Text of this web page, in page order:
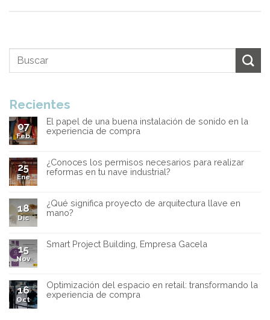
Recientes
07
Feb
El papel de una buena instalación de sonido en la
experiencia de compra
25
Ene
¿Conoces los permisos necesarios para realizar
reformas en tu nave industrial?
18
Dic
¿Qué significa proyecto de arquitectura llave en
mano?
15
Nov
Smart Project Building, Empresa Gacela
16
Oct
Optimización del espacio en retail: transformando la
experiencia de compra